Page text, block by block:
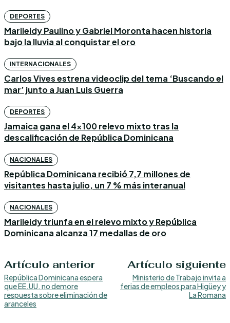
DEPORTES
Marileidy Paulino y Gabriel Moronta hacen historia
bajo la lluvia al conquistar el oro
INTERNACIONALES
Carlos Vives estrena videoclip del tema ‘Buscando el
mar’ junto a Juan Luis Guerra
DEPORTES
Jamaica gana el 4×100 relevo mixto tras la
descalificación de República Dominicana
NACIONALES
República Dominicana recibió 7,7 millones de
visitantes hasta julio, un 7 % más interanual
NACIONALES
Marileidy triunfa en el relevo mixto y República
Dominicana alcanza 17 medallas de oro
Artículo anterior
República Dominicana espera
que EE.UU. no demore
respuesta sobre eliminación de
aranceles
Artículo siguiente
Ministerio de Trabajo invita a
ferias de empleos para Higüey y
La Romana